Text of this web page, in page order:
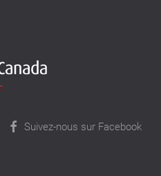
Suivez-nous sur Facebook